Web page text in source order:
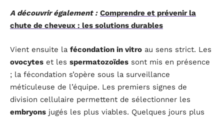
A découvrir également : Comprendre et prévenir la
chute de cheveux : les solutions durables
Vient ensuite la fécondation in vitro au sens strict. Les
ovocytes et les spermatozoïdes sont mis en présence
; la fécondation s’opère sous la surveillance
méticuleuse de l’équipe. Les premiers signes de
division cellulaire permettent de sélectionner les
embryons jugés les plus viables. Quelques jours plus